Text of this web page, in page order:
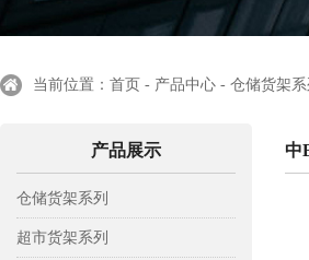
当前位置：首页 - 产品中心 - 仓储货架系
产品展示
仓储货架系列
轻型仓储货架
超市货架系列
中